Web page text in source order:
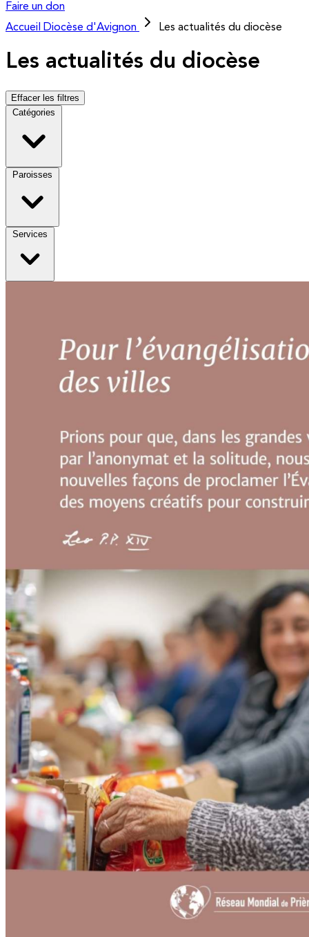
Faire un don
Accueil
Diocèse d'Avignon Les actualités du diocèse
Les actualités du diocèse
Effacer les filtres
Catégories
Paroisses
Services